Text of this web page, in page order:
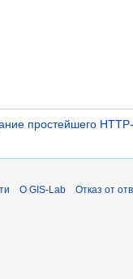
простейшего
О GIS-Lab Отказ от